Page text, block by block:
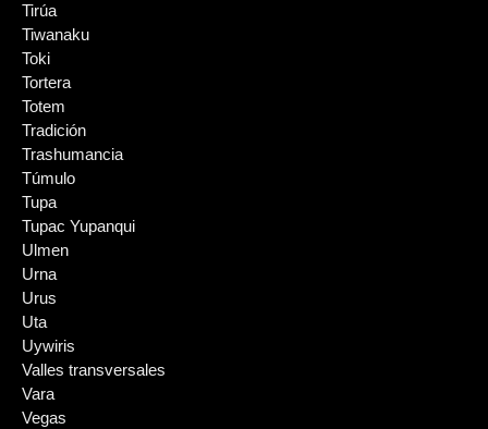
Tirúa
Tiwanaku
Toki
Tortera
Totem
Tradición
Trashumancia
Túmulo
Tupa
Tupac Yupanqui
Ulmen
Urna
Urus
Uta
Uywiris
Valles transversales
Vara
Vegas